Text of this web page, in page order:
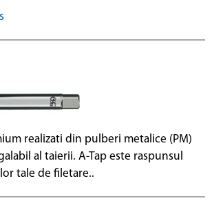
realizati din pulberi metalice (PM)
al taierii. A-Tap este raspunsul
tale de filetare..